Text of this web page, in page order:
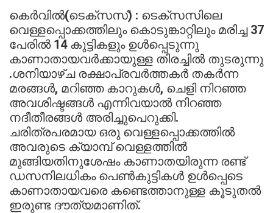
കെർവിൽ(ടെക്സസ്) : ടെക്സസിലെ
വെള്ളപ്പൊക്കത്തിലും കൊടുങ്കാറ്റിലും മരിച്ച 37
പേരിൽ 14 കുട്ടികളും ഉൾപ്പെടുന്നു
കാണാതായവർക്കായുള്ള തിരച്ചിൽ തുടരുന്നു
.ശനിയാഴ്ച രക്ഷാപ്രവർത്തകർ തകർന്ന
മരങ്ങൾ, മറിഞ്ഞ കാറുകൾ, ചെളി നിറഞ്ഞ
അവശിഷ്ടങ്ങൾ എന്നിവയാൽ നിറഞ്ഞ
നദീതീരങ്ങൾ അരിച്ചുപെറുക്കി.
ചരിത്രപരമായ ഒരു വെള്ളപ്പൊക്കത്തിൽ
അവരുടെ ക്യാമ്പ് വെള്ളത്തിൽ
മുങ്ങിയതിനുശേഷം കാണാതയിരുന്ന രണ്ട്
ഡസനിലധികം പെൺകുട്ടികൾ ഉൾപ്പെടെ
കാണാതായവരെ കണ്ടെത്താനുള്ള കൂടുതൽ
ഇരുണ്ട ദൗത്യമാണിത്.